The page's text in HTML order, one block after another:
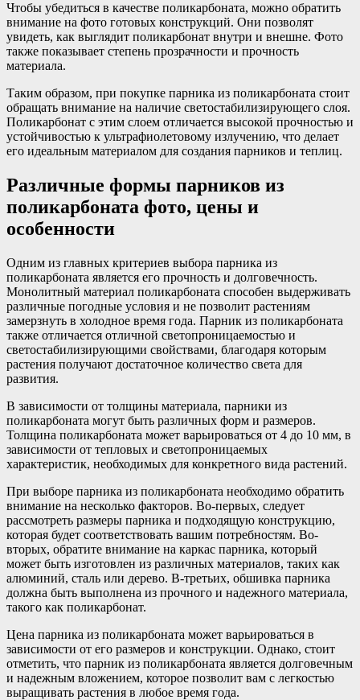
Чтобы убедиться в качестве поликарбоната, можно обратить
внимание на фото готовых конструкций. Они позволят
увидеть, как выглядит поликарбонат внутри и внешне. Фото
также показывает степень прозрачности и прочность
материала.
Таким образом, при покупке парника из поликарбоната стоит
обращать внимание на наличие светостабилизирующего слоя.
Поликарбонат с этим слоем отличается высокой прочностью и
устойчивостью к ультрафиолетовому излучению, что делает
его идеальным материалом для создания парников и теплиц.
Различные формы парников из
поликарбоната фото, цены и
особенности
Одним из главных критериев выбора парника из
поликарбоната является его прочность и долговечность.
Монолитный материал поликарбоната способен выдерживать
различные погодные условия и не позволит растениям
замерзнуть в холодное время года. Парник из поликарбоната
также отличается отличной светопроницаемостью и
светостабилизирующими свойствами, благодаря которым
растения получают достаточное количество света для
развития.
В зависимости от толщины материала, парники из
поликарбоната могут быть различных форм и размеров.
Толщина поликарбоната может варьироваться от 4 до 10 мм, в
зависимости от тепловых и светопроницаемых
характеристик, необходимых для конкретного вида растений.
При выборе парника из поликарбоната необходимо обратить
внимание на несколько факторов. Во-первых, следует
рассмотреть размеры парника и подходящую конструкцию,
которая будет соответствовать вашим потребностям. Во-
вторых, обратите внимание на каркас парника, который
может быть изготовлен из различных материалов, таких как
алюминий, сталь или дерево. В-третьих, обшивка парника
должна быть выполнена из прочного и надежного материала,
такого как поликарбонат.
Цена парника из поликарбоната может варьироваться в
зависимости от его размеров и конструкции. Однако, стоит
отметить, что парник из поликарбоната является долговечным
и надежным вложением, которое позволит вам с легкостью
выращивать растения в любое время года.